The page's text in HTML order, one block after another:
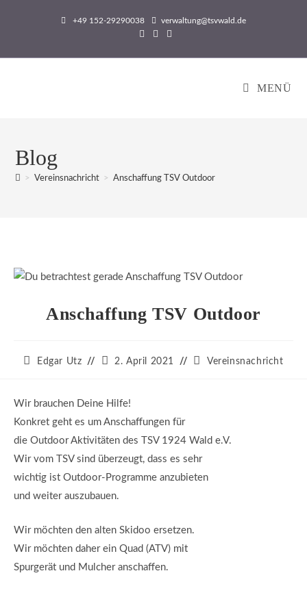
+49 152-29290038 verwaltung@tsvwald.de
MENÜ
Blog
> Vereinsnachricht > Anschaffung TSV Outdoor
Anschaffung TSV Outdoor
Beitrags-
Edgar Utz
Beitrag
2. April 2021
Beitrags-
Vereinsnachricht
Wir brauchen Deine Hilfe!
Konkret geht es um Anschaffungen für
die Outdoor Aktivitäten des TSV 1924 Wald e.V.
Wir vom TSV sind überzeugt, dass es sehr
wichtig ist Outdoor-Programme anzubieten
und weiter auszubauen.
Wir möchten den alten Skidoo ersetzen.
Wir möchten daher ein Quad (ATV) mit
Spurgerät und Mulcher anschaffen.